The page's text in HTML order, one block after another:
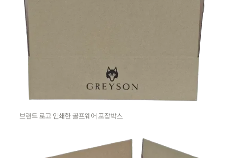
브랜드 로고 인쇄한 골프웨어 포장박스